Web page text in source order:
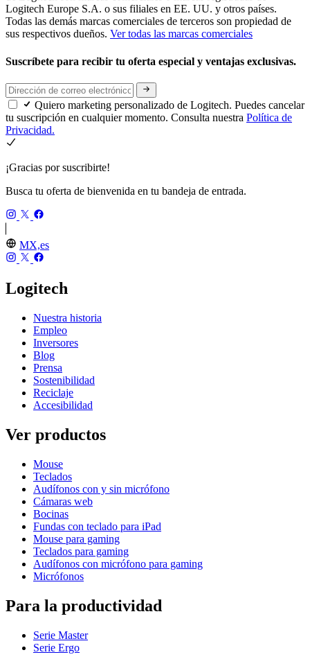
Logitech Europe S.A. o sus filiales en EE. UU. y otros países.
Todas las demás marcas comerciales de terceros son propiedad de
sus respectivos dueños. Ver todas las marcas comerciales
Suscríbete para recibir tu oferta especial y ventajas exclusivas.
Quiero marketing personalizado de Logitech. Puedes cancelar
tu suscripción en cualquier momento. Consulta nuestra Política de
Privacidad.
¡Gracias por suscribirte!
Busca tu oferta de bienvenida en tu bandeja de entrada.
MX,es
Logitech
Nuestra historia
Empleo
Inversores
Blog
Prensa
Sostenibilidad
Reciclaje
Accesibilidad
Ver productos
Mouse
Teclados
Audífonos con y sin micrófono
Cámaras web
Bocinas
Fundas con teclado para iPad
Mouse para gaming
Teclados para gaming
Audífonos con micrófono para gaming
Micrófonos
Para la productividad
Serie Master
Serie Ergo